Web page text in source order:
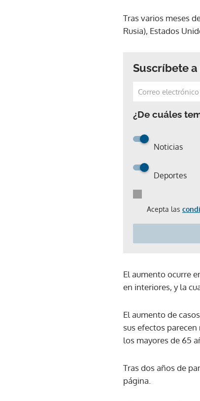
Tras varios meses
Rusia), Estados
Suscríbete
¿De cuáles
Noticias
Deportes
Acepta las
El aumento ocurre
en interiores, y la
El aumento de
sus efectos
los mayores de 65
Tras dos años de
página.